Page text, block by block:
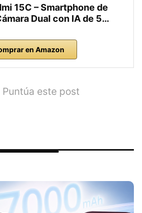
15C – Smartphone de
Dual con IA de 5…
en Amazon
Puntúa este post